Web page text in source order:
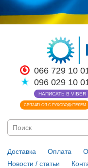
066 729 10
096 029 10
НАПИСАТЬ В VIBER
СВЯЗАТЬСЯ С РУКОВОДИТЕЛЕМ
Доставка Оплата
Новости / статьи